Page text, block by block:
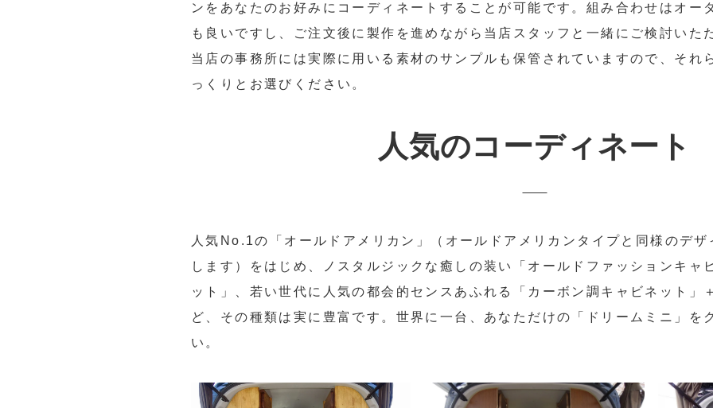
ンをあなたのお好みにコーディネートすることが可能です。組み合わせはオー
も良いですし、ご注文後に製作を進めながら当店スタッフと一緒にご検討いた
当店の事務所には実際に用いる素材のサンプルも保管されていますので、それ
っくりとお選びください。
人気のコーディネート
人気No.1の「オールドアメリカン」（オールドアメリカンタイプと同様のデ
します）をはじめ、ノスタルジックな癒しの装い「オールドファッションキャ
ット」、若い世代に人気の都会的センスあふれる「カーボン調キャビネット」
ど、その種類は実に豊富です。世界に一台、あなただけの「ドリームミニ」を
い。